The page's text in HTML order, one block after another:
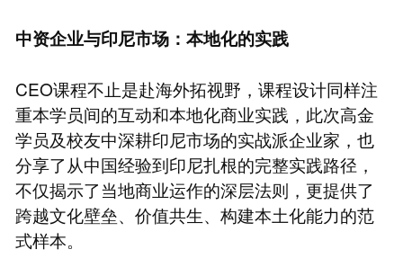
中资企业与印尼市场：本地化的实践
CEO课程不止是赴海外拓视野，课程设计同样注
重本学员间的互动和本地化商业实践，此次高金
学员及校友中深耕印尼市场的实战派企业家，也
分享了从中国经验到印尼扎根的完整实践路径，
不仅揭示了当地商业运作的深层法则，更提供了
跨越文化壁垒、价值共生、构建本土化能力的范
式样本。